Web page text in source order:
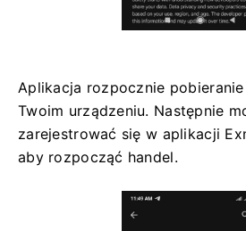
Aplikacja rozpocznie
Twoim urządzeniu. Następnie
zarejestrować się w aplikacji
aby rozpocząć handel.